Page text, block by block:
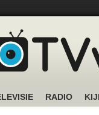
RADIO